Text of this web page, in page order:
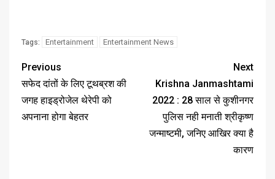
Tags: Entertainment Entertainment News
Previous
सफेद दांतों के लिए टूथब्रश की
जगह हाइड्रोजेल थेरेपी को
अपनाना होगा बेहतर
Next
Krishna Janmashtami
2022 : 28 साल से कुशीनगर
पुलिस नही मनाती श्रीकृष्ण
जन्माष्टमी, जनिए आखिर क्या है
कारण